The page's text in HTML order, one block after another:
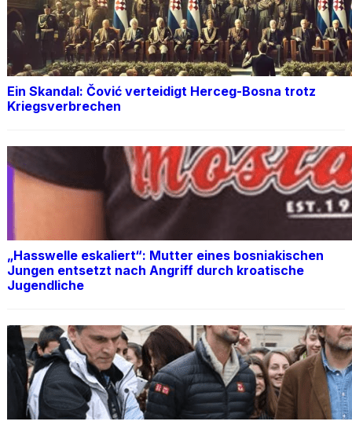
Ein Skandal: Čović verteidigt Herceg-Bosna trotz
Kriegsverbrechen
„Hasswelle eskaliert“: Mutter eines bosniakischen
Jungen entsetzt nach Angriff durch kroatische
Jugendliche